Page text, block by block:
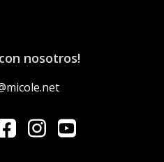
nosotros!